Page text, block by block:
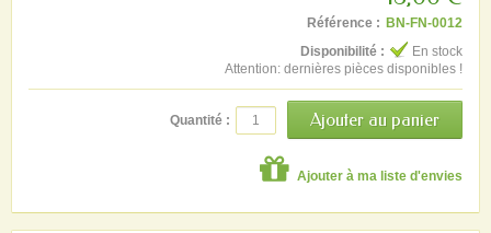
Référence : BN-FN-0012
Disponibilité :
En stock
Attention: dernières pièces disponibles !
Quantité :
Ajouter à ma liste d'envies